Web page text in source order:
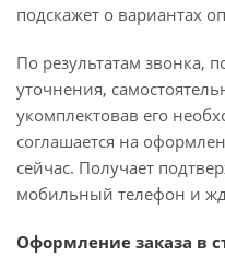
подскажет о вариантах
По результатам звонка,
уточнения,
укомплектовав его
соглашается на
сейчас. Получает
мобильный телефон и
Оформление заказа в